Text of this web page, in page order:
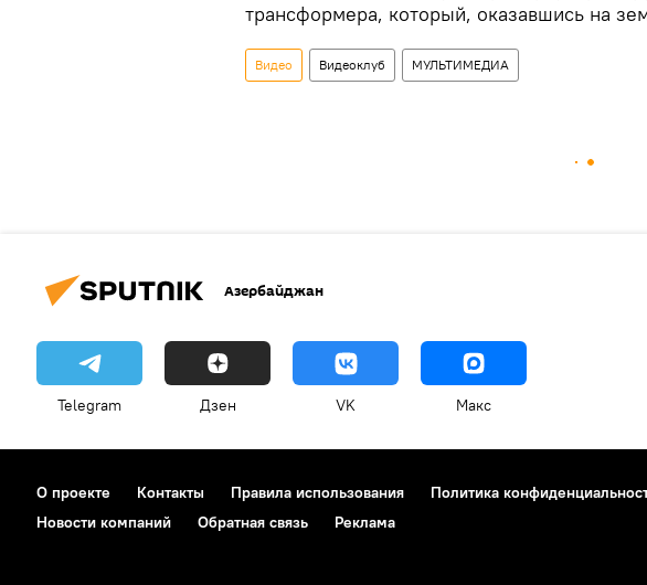
трансформера, который, оказавшись на
Видео Видеоклуб МУЛЬТИМЕДИА
Азербайджан
Telegram Дзен VK Макс
О проекте Контакты Правила использования Политика
Новости компаний
Обратная связь Реклама